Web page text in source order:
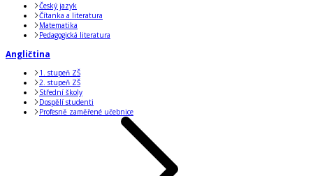
Český jazyk
Čítanka a literatura
Matematika
Pedagogická literatura
Angličtina
1. stupeň ZŠ
2. stupeň ZŠ
Střední školy
Dospělí studenti
Profesně zaměřené učebnice